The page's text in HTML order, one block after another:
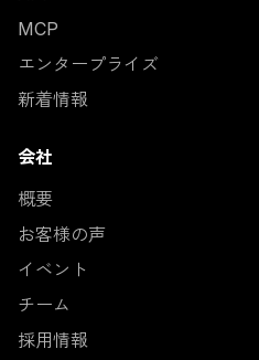
MCP
エンタープライズ
新着情報
会社
概要
お客様の声
イベント
チーム
採用情報